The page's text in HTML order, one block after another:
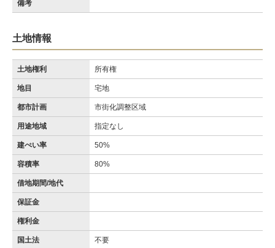
備考
土地情報
土地権利 所有権
地目 宅地
都市計画 市街化調整区域
用途地域 指定なし
建ぺい率 50%
容積率 80%
借地期間/地代
保証金
権利金
国土法 不要